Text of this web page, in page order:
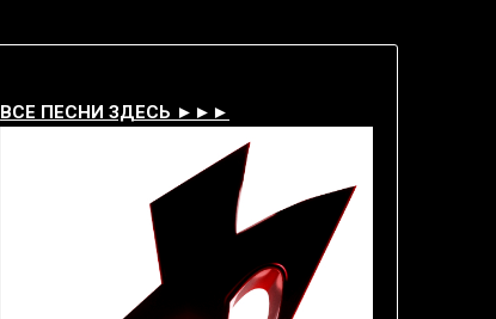
ВСЕ ПЕСНИ ЗДЕСЬ ►►►